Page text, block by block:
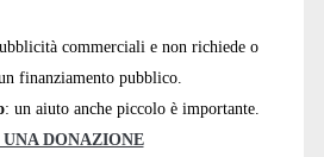
commerciali e non richiede o
finanziamento pubblico.
: un aiuto anche piccolo è importante.
DONAZIONE